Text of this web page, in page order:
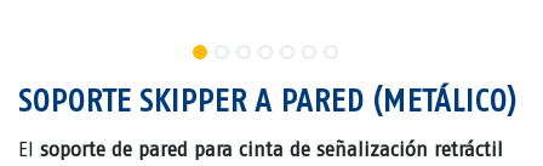
SOPORTE SKIPPER A PARED (METÁLICO)
El soporte de pared para cinta de señalización retráctil